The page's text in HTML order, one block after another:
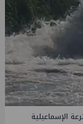
صفقة إماراتية جديدة في الساحل الشمالي ب135 مليار جنيه